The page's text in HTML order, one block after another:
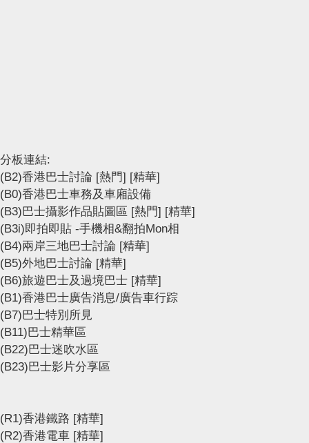
分板連結:
(B2)香港巴士討論 [熱門] [精華]
(B0)香港巴士車務及車廂設備
(B3)巴士攝影作品貼圖區 [熱門] [精華]
(B3i)即拍即貼 -手機相&翻拍Mon相
(B4)兩岸三地巴士討論 [精華]
(B5)外地巴士討論 [精華]
(B6)旅遊巴士及過境巴士 [精華]
(B1)香港巴士廣告消息/廣告車行踪
(B7)巴士特別所見
(B11)巴士精華區
(B22)巴士迷吹水區
(B23)巴士影片分享區
(R1)香港鐵路 [精華]
(R2)香港電車 [精華]